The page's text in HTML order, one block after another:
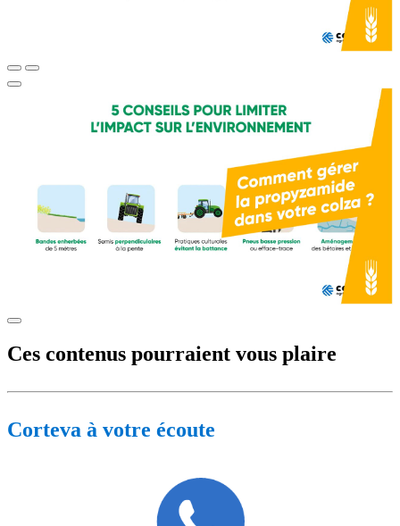
Ces contenus pourraient vous plaire
Corteva à votre écoute